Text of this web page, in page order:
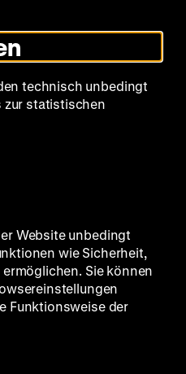
Über uns
technisch unbedingt
zur statistischen
Website unbedingt
wie Sicherheit,
Sie können
Funktionsweise der